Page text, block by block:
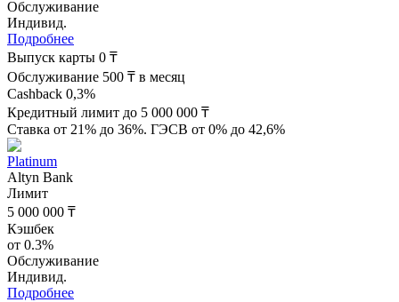
Обслуживание
Индивид.
Подробнее
Выпуск карты 0 ₸
Обслуживание 500 ₸ в месяц
Cashback 0,3%
Кредитный лимит до 5 000 000 ₸
Ставка от 21% до 36%. ГЭСВ от 0% до 42,6%
Platinum
Altyn Bank
Лимит
5 000 000 ₸
Кэшбек
от 0.3%
Обслуживание
Индивид.
Подробнее